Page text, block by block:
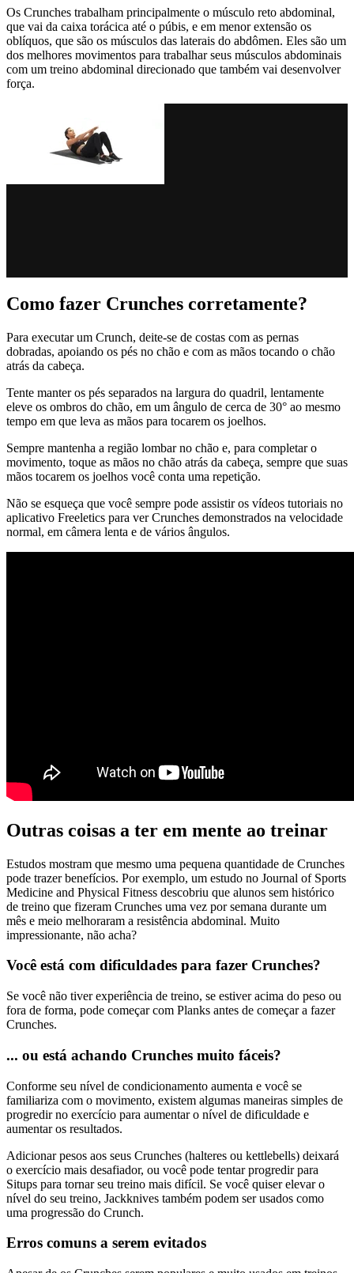
Os Crunches trabalham principalmente o músculo reto abdominal,
que vai da caixa torácica até o púbis, e em menor extensão os
oblíquos, que são os músculos das laterais do abdômen. Eles são um
dos melhores movimentos para trabalhar seus músculos abdominais
com um treino abdominal direcionado que também vai desenvolver
força.
Como fazer Crunches corretamente?
Para executar um Crunch, deite-se de costas com as pernas
dobradas, apoiando os pés no chão e com as mãos tocando o chão
atrás da cabeça.
Tente manter os pés separados na largura do quadril, lentamente
eleve os ombros do chão, em um ângulo de cerca de 30° ao mesmo
tempo em que leva as mãos para tocarem os joelhos.
Sempre mantenha a região lombar no chão e, para completar o
movimento, toque as mãos no chão atrás da cabeça, sempre que suas
mãos tocarem os joelhos você conta uma repetição.
Não se esqueça que você sempre pode assistir os vídeos tutoriais no
aplicativo Freeletics para ver Crunches demonstrados na velocidade
normal, em câmera lenta e de vários ângulos.
Outras coisas a ter em mente ao treinar
Estudos mostram que mesmo uma pequena quantidade de Crunches
pode trazer benefícios. Por exemplo, um estudo no Journal of Sports
Medicine and Physical Fitness descobriu que alunos sem histórico
de treino que fizeram Crunches uma vez por semana durante um
mês e meio melhoraram a resistência abdominal. Muito
impressionante, não acha?
Você está com dificuldades para fazer Crunches?
Se você não tiver experiência de treino, se estiver acima do peso ou
fora de forma, pode começar com Planks antes de começar a fazer
Crunches.
... ou está achando Crunches muito fáceis?
Conforme seu nível de condicionamento aumenta e você se
familiariza com o movimento, existem algumas maneiras simples de
progredir no exercício para aumentar o nível de dificuldade e
aumentar os resultados.
Adicionar pesos aos seus Crunches (halteres ou kettlebells) deixará
o exercício mais desafiador, ou você pode tentar progredir para
Situps para tornar seu treino mais difícil. Se você quiser elevar o
nível do seu treino, Jackknives também podem ser usados como
uma progressão do Crunch.
Erros comuns a serem evitados